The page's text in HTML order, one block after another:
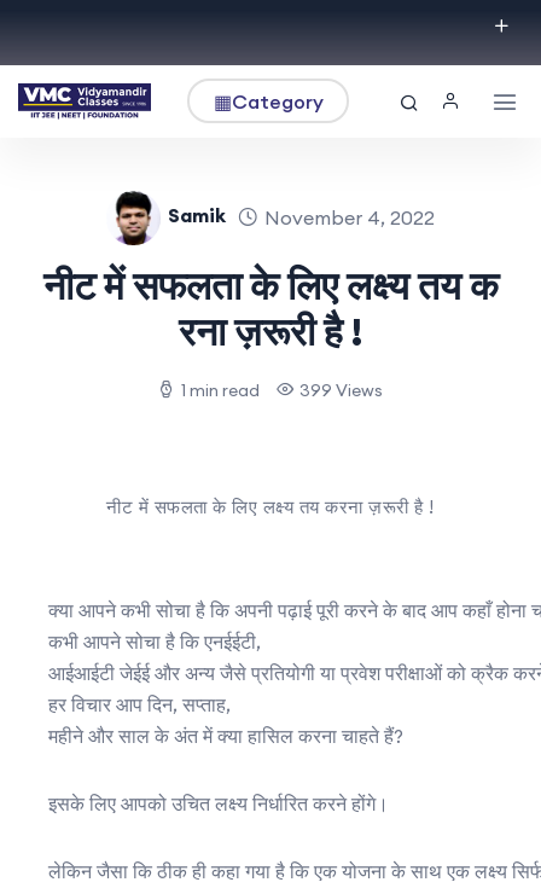
▦Category
Samik November 4, 2022
नीट में सफलता के लिए लक्ष्य तय क
रना ज़रूरी है !
1 min read 399 Views
नीट में सफलता के लिए लक्ष्य तय करना ज़रूरी है !
क्या आपने कभी सोचा है कि अपनी पढ़ाई पूरी करने के बाद आप कहाँ होना
कभी आपने सोचा है कि एनईईटी,
आईआईटी जेईई और अन्य जैसे प्रतियोगी या प्रवेश परीक्षाओं को क्रैक
हर विचार आप दिन, सप्ताह,
महीने और साल के अंत में क्या हासिल करना चाहते हैं?
इसके लिए आपको उचित लक्ष्य निर्धारित करने होंगे।
लेकिन जैसा कि ठीक ही कहा गया है कि एक योजना के साथ एक लक्ष्य